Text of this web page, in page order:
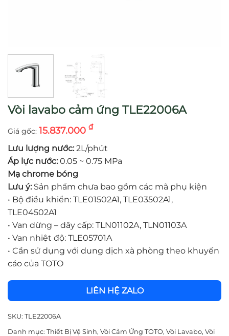
Vòi lavabo cảm ứng TLE22006A
15.837.000 ₫
Lưu lượng nước: 2L/phút
Áp lực nước: 0.05 ~ 0.75 MPa
Mạ chrome bóng
Lưu ý: Sản phẩm chưa bao gồm các mã phụ kiện
• Bộ điều khiển: TLE01502A1, TLE03502A1,
TLE04502A1
• Van dừng – dây cấp: TLN01102A, TLN01103A
• Van nhiệt độ: TLE05701A
• Cần sử dụng với dung dịch xà phòng theo khuyến
cáo của TOTO
LIÊN HỆ ZALO
SKU: TLE22006A
Danh mục: Thiết Bị Vệ Sinh, Vòi Cảm Ứng TOTO, Vòi Lavabo, Vòi